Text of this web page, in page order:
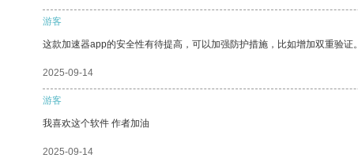
游客
这款加速器app的安全性有待提高，可以加强防护措施，比如增加双重验证。
2025-09-14
游客
我喜欢这个软件 作者加油
2025-09-14